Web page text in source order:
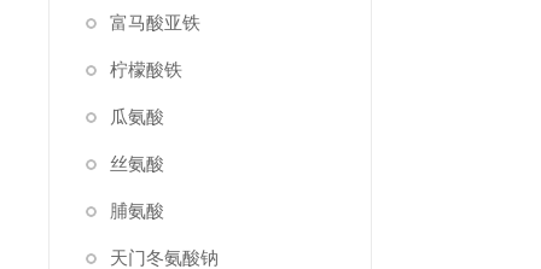
富马酸亚铁
柠檬酸铁
瓜氨酸
丝氨酸
脯氨酸
天门冬氨酸钠